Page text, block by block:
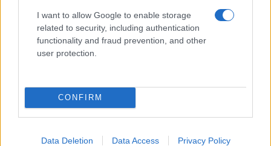
I want to allow Google to enable storage
related to security, including authentication
functionality and fraud prevention, and other
user protection.
CONFIRM
Data Deletion Data Access Privacy Policy
NECROLOGIE